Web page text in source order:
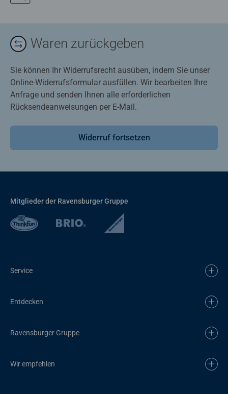
Waren zurückgeben
Sie können Ihr Widerrufsrecht ausüben, indem Sie unser
Online-Widerrufsformular ausfüllen. Wir bearbeiten Ihre
Anfrage und senden Ihnen alle erforderlichen
Rücksendeanweisungen per E-Mail.
Widerruf fortsetzen
Mitglieder der Ravensburger Gruppe
Service
Entdecken
Ravensburger Gruppe
Wir empfehlen